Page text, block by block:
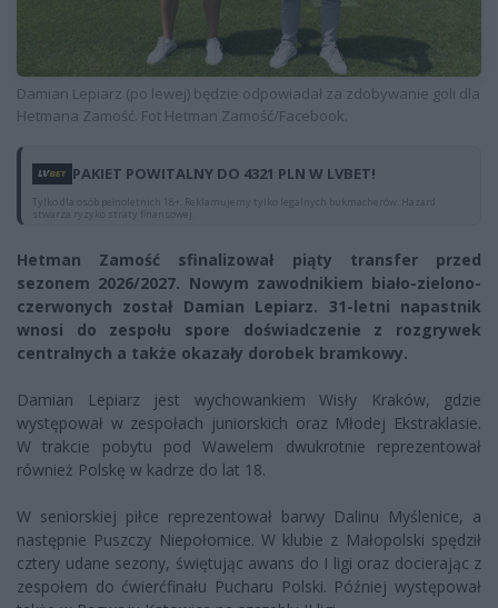
Damian Lepiarz (po lewej) będzie odpowiadał za zdobywanie goli dla
Hetmana Zamość. Fot Hetman Zamość/Facebook.
PAKIET POWITALNY DO 4321 PLN W LVBET!
Tylko dla osób pełnoletnich 18+. Reklamujemy tylko legalnych bukmacherów. Hazard
stwarza ryzyko straty finansowej.
Hetman Zamość sfinalizował piąty transfer przed
sezonem 2026/2027. Nowym zawodnikiem biało-zielono-
czerwonych został Damian Lepiarz. 31-letni napastnik
wnosi do zespołu spore doświadczenie z rozgrywek
centralnych a także okazały dorobek bramkowy.
Damian Lepiarz jest wychowankiem Wisły Kraków, gdzie
występował w zespołach juniorskich oraz Młodej Ekstraklasie.
W trakcie pobytu pod Wawelem dwukrotnie reprezentował
również Polskę w kadrze do lat 18.
W seniorskiej piłce reprezentował barwy Dalinu Myślenice, a
następnie Puszczy Niepołomice. W klubie z Małopolski spędził
cztery udane sezony, świętując awans do I ligi oraz docierając z
zespołem do ćwierćfinału Pucharu Polski. Później występował